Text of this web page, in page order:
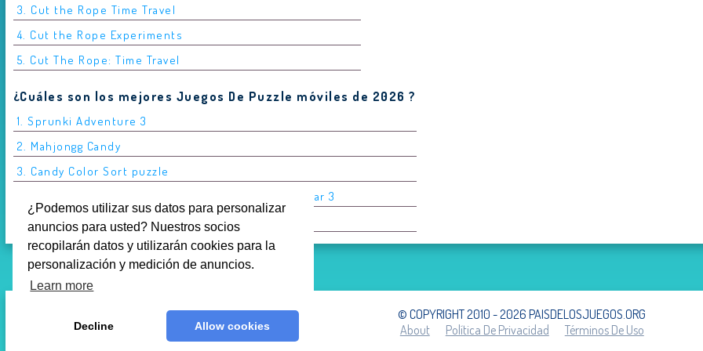
¿Podemos utilizar sus datos para personalizar
anuncios para usted? Nuestros socios
recopilarán datos y utilizarán cookies para la
personalización y medición de anuncios.
Learn more
Decline Allow cookies
3. Cut the Rope Time Travel
4. Cut the Rope Experiments
5. Cut The Rope: Time Travel
¿Cuáles son los mejores Juegos De Puzzle móviles de 2026 ?
1. Sprunki Adventure 3
2. Mahjongg Candy
3. Candy Color Sort puzzle
4. Juego de Puzzle Locura de Zoo Deslizar y Combinar 3
5. Slide Blocks
© COPYRIGHT 2010 - 2026 PAISDELOSJUEGOS.ORG
About
Política De Privacidad Términos De Uso